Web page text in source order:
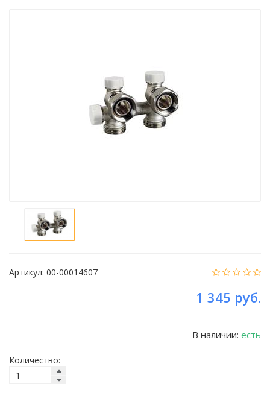
Артикул: 00-00014607
1 345 руб.
В наличии: есть
Количество: